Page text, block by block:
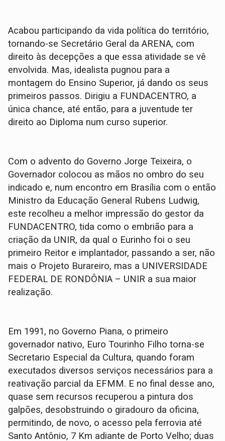
Acabou participando da vida política do território,
tornando-se Secretário Geral da ARENA, com
direito às decepções a que essa atividade se vê
envolvida. Mas, idealista pugnou para a
montagem do Ensino Superior, já dando os seus
primeiros passos. Dirigiu a FUNDACENTRO, a
única chance, até então, para a juventude ter
direito ao Diploma num curso superior.
Com o advento do Governo Jorge Teixeira, o
Governador colocou as mãos no ombro do seu
indicado e, num encontro em Brasília com o então
Ministro da Educação General Rubens Ludwig,
este recolheu a melhor impressão do gestor da
FUNDACENTRO, tida como o embrião para a
criação da UNIR, da qual o Eurinho foi o seu
primeiro Reitor e implantador, passando a ser, não
mais o Projeto Burareiro, mas a UNIVERSIDADE
FEDERAL DE RONDÔNIA – UNIR a sua maior
realização.
Em 1991, no Governo Piana, o primeiro
governador nativo, Euro Tourinho Filho torna-se
Secretario Especial da Cultura, quando foram
executados diversos serviços necessários para a
reativação parcial da EFMM. E no final desse ano,
quase sem recursos recuperou a pintura dos
galpões, desobstruindo o giradouro da oficina,
permitindo, de novo, o acesso pela ferrovia até
Santo Antônio, 7 Km adiante de Porto Velho; duas